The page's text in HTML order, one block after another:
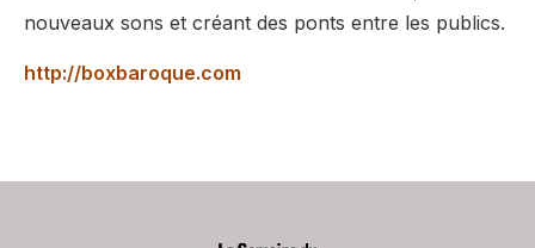
nouveaux sons et créant des ponts entre les publics.
http://boxbaroque.com